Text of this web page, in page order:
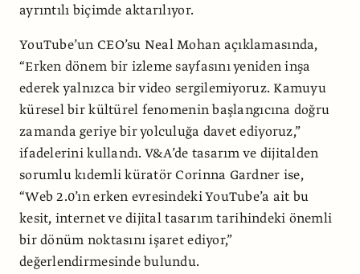
ayrıntılı biçimde aktarılıyor.
YouTube’un CEO’su Neal Mohan açıklamasında,
“Erken dönem bir izleme sayfasını yeniden inşa
ederek yalnızca bir video sergilemiyoruz. Kamuyu
küresel bir kültürel fenomenin başlangıcına doğru
zamanda geriye bir yolculuğa davet ediyoruz,”
ifadelerini kullandı. V&A’de tasarım ve dijitalden
sorumlu kıdemli küratör Corinna Gardner ise,
“Web 2.0’ın erken evresindeki YouTube’a ait bu
kesit, internet ve dijital tasarım tarihindeki önemli
bir dönüm noktasını işaret ediyor,”
değerlendirmesinde bulundu.